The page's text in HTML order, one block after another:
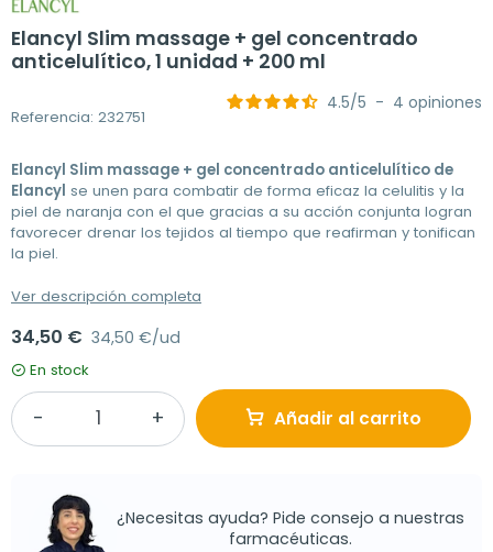
Elancyl Slim massage + gel concentrado
anticelulítico, 1 unidad + 200 ml
Referencia: 232751
4.5/5 - 4 opiniones
Elancyl Slim massage + gel concentrado anticelulítico de
Elancyl se unen para combatir de forma eficaz la celulitis y la
piel de naranja con el que gracias a su acción conjunta logran
favorecer drenar los tejidos al tiempo que reafirman y tonifican
la piel.
Ver descripción completa
34,50 € 34,50 €/ud
En stock
Añadir al carrito
¿Necesitas ayuda? Pide consejo a nuestras
farmacéuticas.